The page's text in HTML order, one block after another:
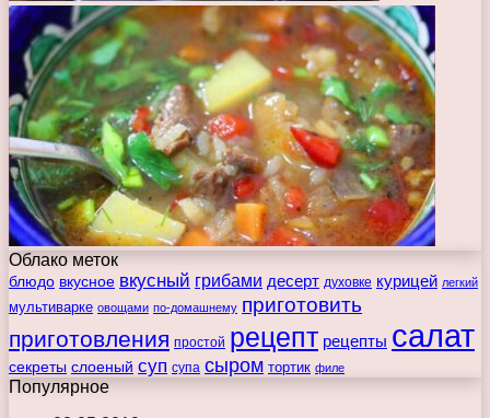
Облако меток
блюдо вкусное вкусный грибами десерт духовке курицей легкий
мультиварке овощами по-домашнему приготовить
приготовления простой рецепт рецепты салат
секреты слоеный суп супа сыром тортик филе
Популярное